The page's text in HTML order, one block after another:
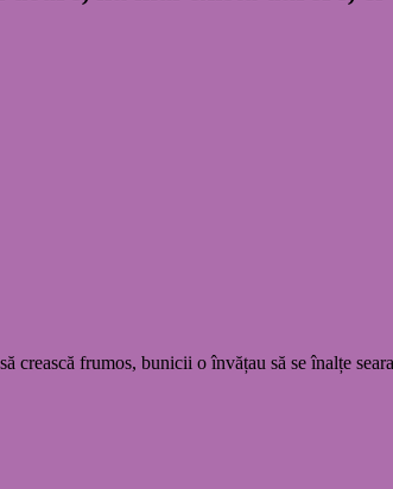
frumos, bunicii o învățau să se înalțe